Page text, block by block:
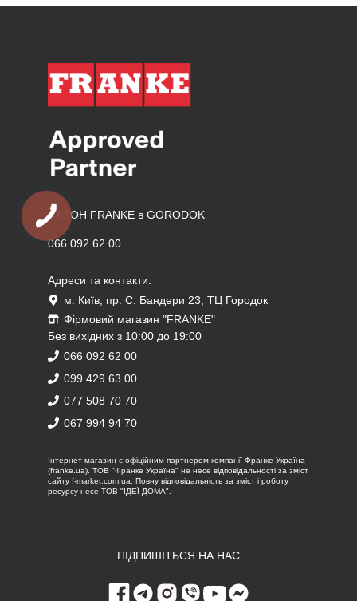
САЛОН FRANKE в GORODOK
066 092 62 00
Адреси та контакти:
м. Київ, пр. С. Бандери 23, ТЦ Городок
Фірмовий магазин "FRANKE"
Без вихідних з 10:00 до 19:00
066 092 62 00
099 429 63 00
077 508 70 70
067 994 94 70
Iнтернет-магазин є офіційним партнером компанії Франке Україна
(franke.ua). ТОВ "Франке Україна" не несе відповідальності за зміст
сайту f-market.com.ua. Повну відповідальність за зміст і роботу
ресурсу несе ТОВ "ІДЕЇ ДОМА".
ПІДПИШІТЬСЯ НА НАС